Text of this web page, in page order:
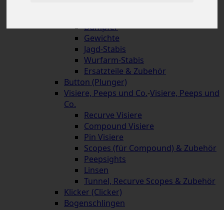
Dämpfer
Gewichte
Jagd-Stabis
Wurfarm-Stabis
Ersatzteile & Zubehör
Button (Plunger)
Visiere, Peeps und Co.-Visiere, Peeps und
Co.
Recurve Visiere
Compound Visiere
Pin Visiere
Scopes (für Compound) & Zubehör
Peepsights
Linsen
Tunnel, Recurve Scopes & Zubehör
Klicker (Clicker)
Bogenschlingen